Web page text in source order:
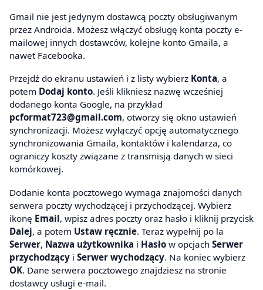
Gmail nie jest jedynym dostawcą poczty obsługiwanym
przez Androida. Możesz włączyć obsługę konta poczty e-
mailowej innych dostawców, kolejne konto Gmaila, a
nawet Facebooka.
Przejdź do ekranu ustawień i z listy wybierz Konta, a
potem Dodaj konto. Jeśli klikniesz nazwę wcześniej
dodanego konta Google, na przykład
pcformat723@gmail.com, otworzy się okno ustawień
synchronizacji. Możesz wyłączyć opcję automatycznego
synchronizowania Gmaila, kontaktów i kalendarza, co
ograniczy koszty związane z transmisją danych w sieci
komórkowej.
Dodanie konta pocztowego wymaga znajomości danych
serwera poczty wychodzącej i przychodzącej. Wybierz
ikonę Email, wpisz adres poczty oraz hasło i kliknij przycisk
Dalej, a potem Ustaw ręcznie. Teraz wypełnij po la
Serwer, Nazwa użytkownika i Hasło w opcjach Serwer
przychodzący i Serwer wychodzący. Na koniec wybierz
OK. Dane serwera pocztowego znajdziesz na stronie
dostawcy usługi e-mail.